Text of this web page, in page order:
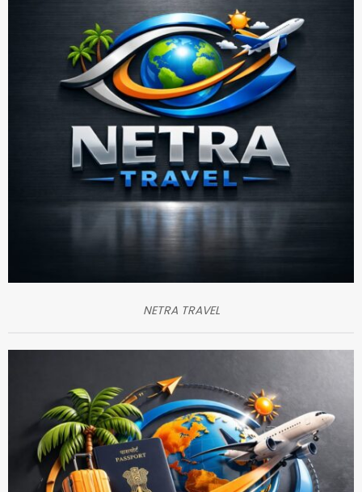
NETRA TRAVEL